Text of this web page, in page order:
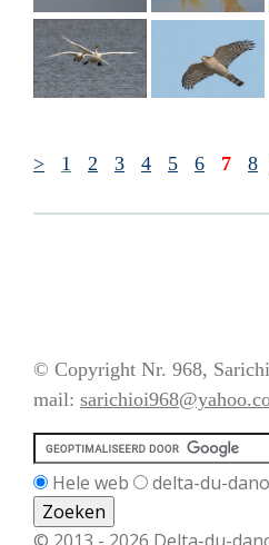
> 1 2 3 4 5 6 7 8
© Copyright Nr. 968,
mail:
Hele web delta-du-